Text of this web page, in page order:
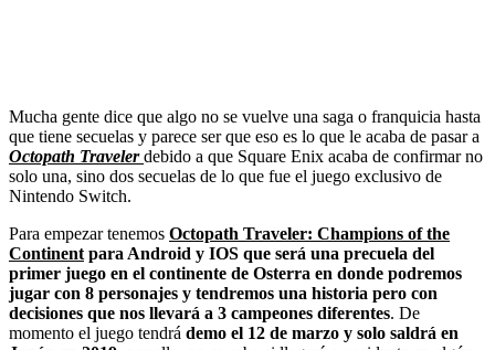
Mucha gente dice que algo no se vuelve una saga o franquicia hasta
que tiene secuelas y parece ser que eso es lo que le acaba de pasar a
Octopath Traveler debido a que Square Enix acaba de confirmar no
solo una, sino dos secuelas de lo que fue el juego exclusivo de
Nintendo Switch.
Para empezar tenemos Octopath Traveler: Champions of the
Continent para Android y IOS que será una precuela del
primer juego en el continente de Osterra en donde podremos
jugar con 8 personajes y tendremos una historia pero con
decisiones que nos llevará a 3 campeones diferentes. De
momento el juego tendrá demo el 12 de marzo y solo saldrá en